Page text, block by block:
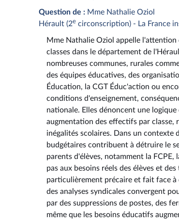
Question de : Mme Nathalie Oziol
Hérault (2e circonscription) - La France
Mme Nathalie Oziol appelle
classes dans le département de
nombreuses communes, rurales
des équipes éducatives, des
Éducation, la CGT Éduc'action ou
conditions d'enseignement,
nationale. Elles dénoncent une
augmentation des effectifs par classe,
inégalités scolaires. Dans un contexte
budgétaires contribuent à détruire le
parents d'élèves, notamment la
pas aux besoins réels des élèves et
particulièrement précaire et fait face
des analyses syndicales convergent
par des suppressions de postes, des
même que les besoins éducatifs